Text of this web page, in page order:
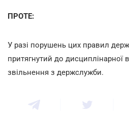
ПРОТЕ:
У разі порушень цих правил
притягнутий до дисциплінарної
звільнення з держслужби.